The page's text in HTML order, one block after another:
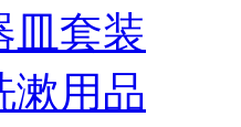
皿套装
漱用品